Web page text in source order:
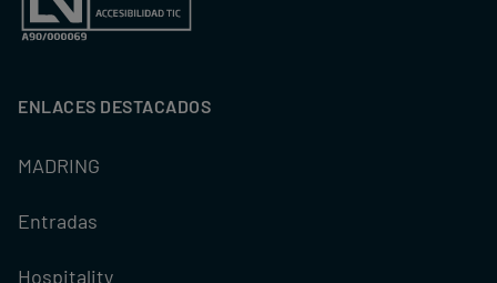
ENLACES DESTACADOS
MADRING
Entradas
Hospitality